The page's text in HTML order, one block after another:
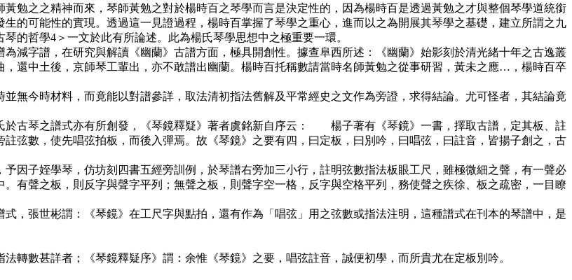
之之精神而來，琴師黃勉之對於楊時百之琴學而言是決定性的，因為楊時百是透過黃勉之才與整個琴學道統銜
的可能性的實現。透過這一見證過程，楊時百掌握了琴學之重心，進而以之為開展其琴學之基礎，建立所謂之九
的哲學4＞一文於此有所論述。此為楊氏琴學思想中之極重要一環。
字譜，在研究與解讀《幽蘭》古譜方面，極具開創性。據查阜西所述：《幽蘭》始影刻於清光緒十年之古逸叢
還中土後，京師琴工輩出，亦不敢譜出幽蘭。楊時百托稱數請當時名師黃勉之從事研習，黃未之應…，楊時百卒
今時材料，而竟能以對譜參詳，取法清初指法舊解及平常經史之文作為旁證，求得結論。尤可怪者，其結論竟
古琴之譜式亦有所創發，《琴鏡釋疑》著者虞銘新自序云： 楊子著有《琴鏡》一書，擇取古譜，定其板、註
弦數，使先唱弦拍板，而後入彈焉。故《琴鏡》之要有四，曰定板，曰別吟，曰唱弦，曰註音，皆揚子創之，古
子姪學琴，仿坊刻四書五經旁訓例，於琴譜右旁加三小行，註明弦數指法板眼工尺，雖極微細之聲，有一聲必
有聲之板，則反字與聲字平列；無聲之板，則聲字空一格，反字與空格平列，務使聲之疾徐、板之疏密，一目瞭
張世彬謂：《琴鏡》在工尺字與點拍，還有作為「唱弦」用之弦數或指法注明，這種譜式在刊本的琴譜中，是
數甚詳者；《琴鏡釋疑序》謂：余惟《琴鏡》之要，唱弦註音，誠便初學，而所貴尤在定板別吟。